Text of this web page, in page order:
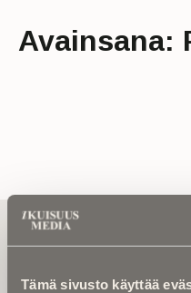
Tämä sivusto käyttää
Avainsana:
Tilaa uutiskirje -
artikkelien pariin!
Kirjoita alle